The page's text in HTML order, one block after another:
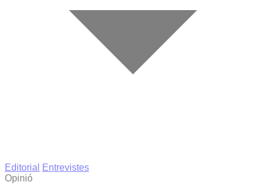
Editorial
Entrevistes
Opinió